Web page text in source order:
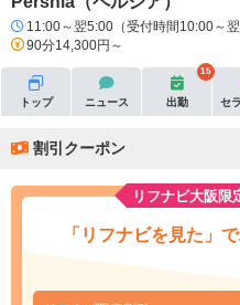
11:00～翌5:00（受付時間10:00～翌
90分14,300円～
トップ ニュース 出勤
15
セ
割引クーポン
リフナビ大阪限
「リフナビを見た」